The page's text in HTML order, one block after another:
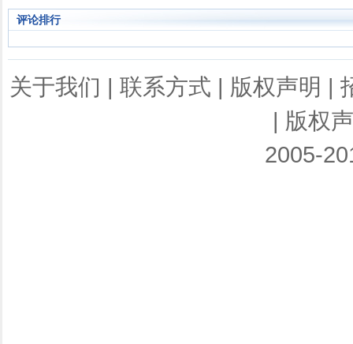
评论排行
关于我们 | 联系方式 | 版权声明 |
| 版权
2005-